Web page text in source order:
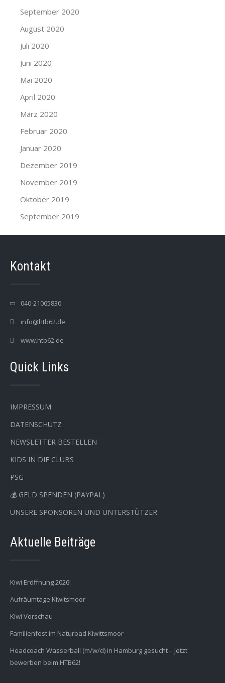
September 2020
August 2020
Juli 2020
Juni 2020
Mai 2020
April 2020
März 2020
Februar 2020
Januar 2020
Dezember 2019
November 2019
Oktober 2019
September 2019
Kontakt
040-21065830
info@htb62.de
www.htb62.de
Quick Links
IMPRESSUM
DATENSCHUTZ
NEWSLETTER BESTELLEN
KIDS IN DIE CLUBS
PSG
💰 GELD SPENDEN (PAYPAL)
UNSERE SPONSOREN UND UNTERSTÜTZER
Aktuelle Beiträge
Kiwi Eröffnung 2026!
Aufräumtage Kiwitsmoor
Kiwi Vorschau
Familienfest im Naturbad Kiwittsmoor
Headcoach Wasserball (m/w/d) in Hamburg gesucht – Jetzt
bewerben beim HTB62!